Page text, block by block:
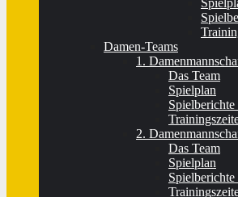
Damen-Teams
1.
Das Team
Spielplan
2.
Das Team
Spielplan